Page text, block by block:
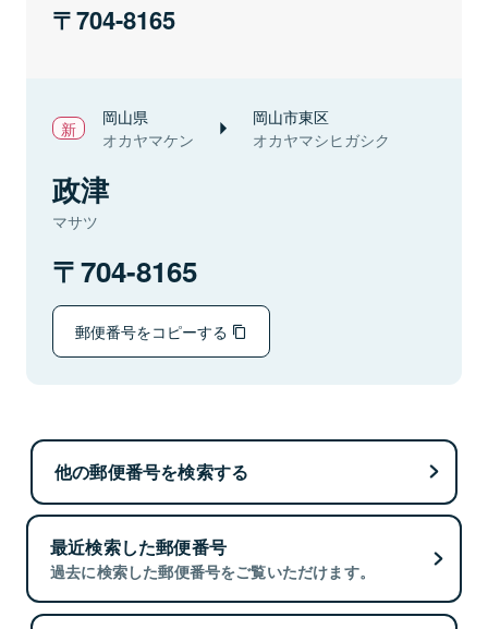
704-8165
岡山県
オカヤマケン
岡山市東区
オカヤマシヒガシク
政津
マサツ
704-8165
郵便番号をコピーする
他の郵便番号を検索する
最近検索した郵便番号
過去に検索した郵便番号をご覧いただけます。